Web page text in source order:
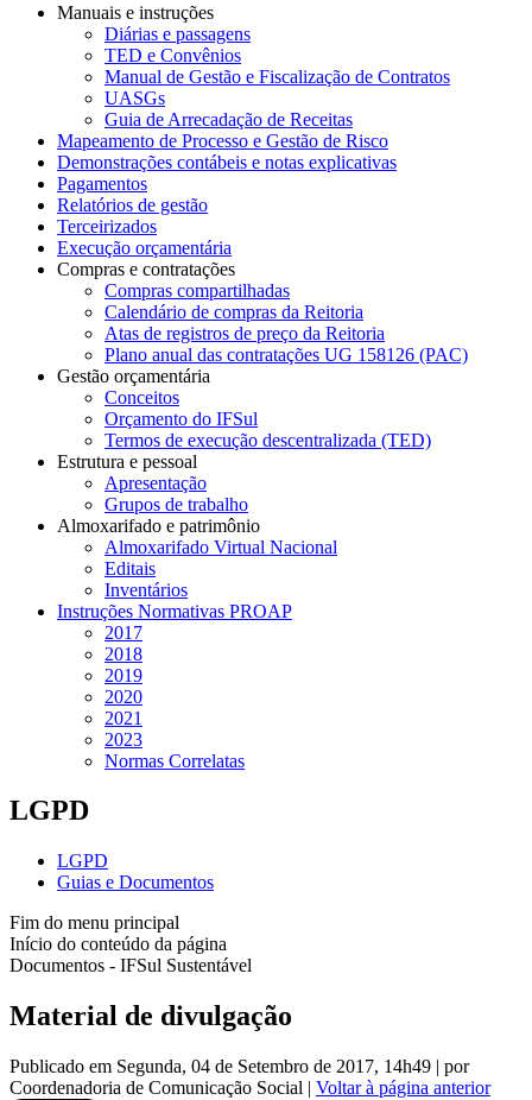
Manuais e instruções
Diárias e passagens
TED e Convênios
Manual de Gestão e Fiscalização de Contratos
UASGs
Guia de Arrecadação de Receitas
Mapeamento de Processo e Gestão de Risco
Demonstrações contábeis e notas explicativas
Pagamentos
Relatórios de gestão
Terceirizados
Execução orçamentária
Compras e contratações
Compras compartilhadas
Calendário de compras da Reitoria
Atas de registros de preço da Reitoria
Plano anual das contratações UG 158126 (PAC)
Gestão orçamentária
Conceitos
Orçamento do IFSul
Termos de execução descentralizada (TED)
Estrutura e pessoal
Apresentação
Grupos de trabalho
Almoxarifado e patrimônio
Almoxarifado Virtual Nacional
Editais
Inventários
Instruções Normativas PROAP
2017
2018
2019
2020
2021
2023
Normas Correlatas
LGPD
LGPD
Guias e Documentos
Fim do menu principal
Início do conteúdo da página
Documentos - IFSul Sustentável
Material de divulgação
Publicado em Segunda, 04 de Setembro de 2017, 14h49 | por
Coordenadoria de Comunicação Social | Voltar à página anterior